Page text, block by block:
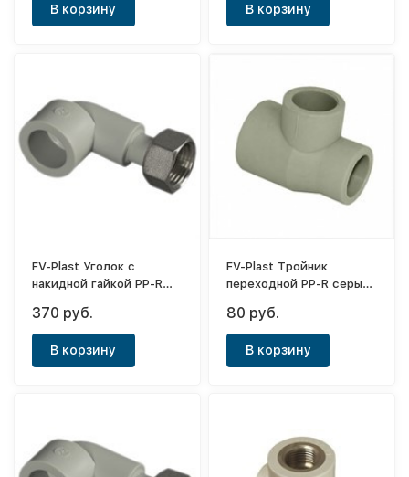
В корзину В корзину
FV-Plast Уголок с
накидной гайкой PP-R
370 руб.
В корзину
FV-Plast Тройник
переходной PP-R серый
80 руб.
В корзину